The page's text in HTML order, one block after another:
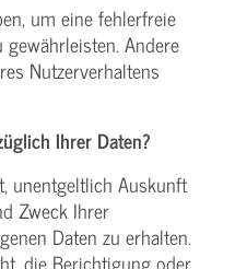
um eine fehlerfreie
Andere
Nutzerverhaltens
Ihrer Daten?
unentgeltlich Auskunft
Zweck Ihrer
Daten zu erhalten.
die Berichtigung oder